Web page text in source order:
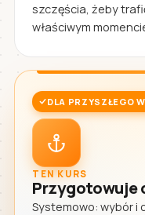
szczęścia, żeby
właściwym
DLA PRZYSZŁEGO
TEN KURS
Przygotowuje
Systemowo: wybór i